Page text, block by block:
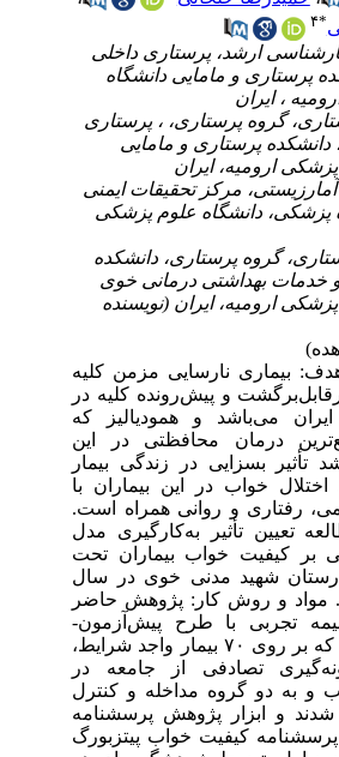
۴
ارشد، پرستاری داخلی
پرستاری و مامایی دانشگاه
، ایران
گروه پرستاری، ، پرستاری
پرستاری و مامایی
ارومیه، ایران
مرکز تحقیقات ایمنی
پزشکی، دانشگاه علوم پزشکی
گروه پرستاری، دانشکده
بهداشتی درمانی خوی
ارومیه، ایران (نویسنده
بیماری نارسایی مزمن کلیه
و پیش‌رونده کلیه در
می‌باشد و همودیالیز که
درمان محافظتی در این
تأثیر بسزایی در زندگی بیمار
خواب در این بیماران با
رفتاری و روانی همراه است.
تعیین تأثیر به‌کارگیری مدل
بر کیفیت خواب بیماران تحت
شهید مدنی خوی در سال
مواد و روش کار: پژوهش حاضر
تجربی با طرح پیش‌آزمون-
پس‌آزمون بود که بر روی ٧٠ بیمار واجد شرایط،
تصادفی از جامعه در
و به دو گروه مداخله و کنترل
و ابزار پژوهش پرسشنامه
کیفیت خواب پیتزبورگ